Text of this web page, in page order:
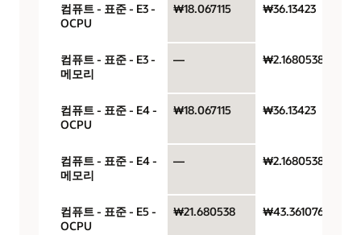
컴퓨트 - 표준 - E3 -
OCPU
₩18.067115 ₩36.13423
컴퓨트 - 표준 - E3 -
메모리
— ₩2.1680538
컴퓨트 - 표준 - E4 -
OCPU
₩18.067115 ₩36.13423
컴퓨트 - 표준 - E4 -
메모리
— ₩2.1680538
컴퓨트 - 표준 - E5 -
OCPU
₩21.680538 ₩43.361076